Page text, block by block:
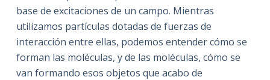
base de excitaciones de un campo. Mientras
utilizamos partículas dotadas de fuerzas de
interacción entre ellas, podemos entender cómo se
forman las moléculas, y de las moléculas, cómo se
van formando esos objetos que acabo de